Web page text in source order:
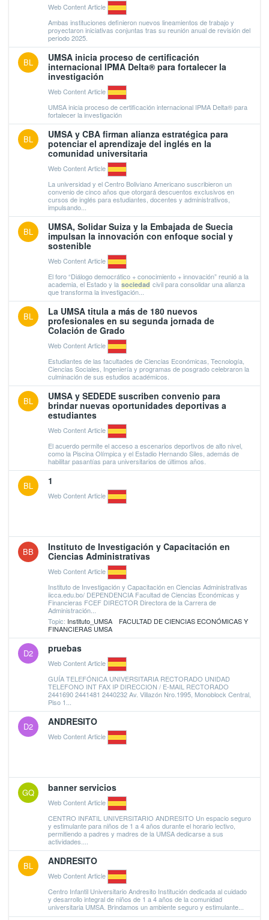
Web Content Article
Ambas instituciones definieron nuevos lineamientos de trabajo y
proyectaron iniciativas conjuntas tras su reunión anual de revisión del
periodo 2025.
BL
UMSA inicia proceso de certificación
internacional IPMA Delta® para fortalecer la
investigación
Web Content Article
UMSA inicia proceso de certificación internacional IPMA Delta® para
fortalecer la investigación
BL
UMSA y CBA firman alianza estratégica para
potenciar el aprendizaje del inglés en la
comunidad universitaria
Web Content Article
La universidad y el Centro Boliviano Americano suscribieron un
convenio de cinco años que otorgará descuentos exclusivos en
cursos de inglés para estudiantes, docentes y administrativos,
impulsando...
BL
UMSA, Solidar Suiza y la Embajada de Suecia
impulsan la innovación con enfoque social y
sostenible
Web Content Article
El foro “Diálogo democrático + conocimiento + innovación” reunió a la
academia, el Estado y la sociedad civil para consolidar una alianza
que transforma la investigación...
BL
La UMSA titula a más de 180 nuevos
profesionales en su segunda jornada de
Colación de Grado
Web Content Article
Estudiantes de las facultades de Ciencias Económicas, Tecnología,
Ciencias Sociales, Ingeniería y programas de posgrado celebraron la
culminación de sus estudios académicos.
BL
UMSA y SEDEDE suscriben convenio para
brindar nuevas oportunidades deportivas a
estudiantes
Web Content Article
El acuerdo permite el acceso a escenarios deportivos de alto nivel,
como la Piscina Olímpica y el Estadio Hernando Siles, además de
habilitar pasantías para universitarios de últimos años.
BL 1
Web Content Article
BB
Instituto de Investigación y Capacitación en
Ciencias Administrativas
Web Content Article
Instituto de Investigación y Capacitación en Ciencias Administrativas
iicca.edu.bo/ DEPENDENCIA Facultad de Ciencias Económicas y
Financieras FCEF DIRECTOR Directora de la Carrera de
Administración...
Topic: Instituto_UMSA
FACULTAD DE CIENCIAS ECONÓMICAS Y
FINANCIERAS UMSA
D2 pruebas
Web Content Article
GUÍA TELEFÓNICA UNIVERSITARIA RECTORADO UNIDAD
TELEFONO INT FAX IP DIRECCION / E-MAIL RECTORADO
2441690 2441481 2440232 Av. Villazón Nro.1995, Monoblock Central,
Piso 1...
D2 ANDRESITO
Web Content Article
GQ banner servicios
Web Content Article
CENTRO INFATIL UNIVERSITARIO ANDRESITO Un espacio seguro
y estimulante para niños de 1 a 4 años durante el horario lectivo,
permitiendo a padres y madres de la UMSA dedicarse a sus
actividades....
BL ANDRESITO
Web Content Article
Centro Infantil Universitario Andresito Institución dedicada al cuidado
y desarrollo integral de niños de 1 a 4 años de la comunidad
universitaria UMSA. Brindamos un ambiente seguro y estimulante...